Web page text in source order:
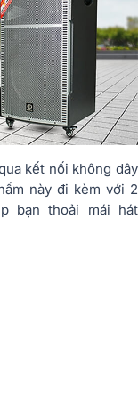
kết nối không dây
này đi kèm với 2
bạn thoải mái hát